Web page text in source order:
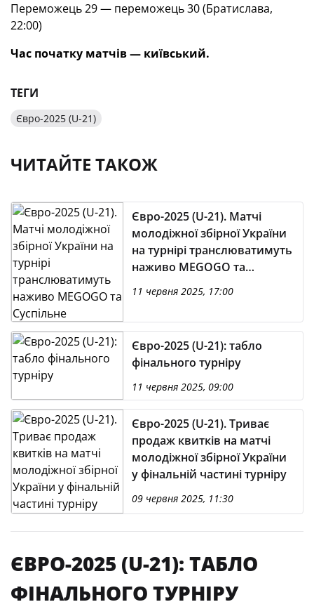
Переможець 29 — переможець 30 (Братислава,
22:00)
Час початку матчів — київський.
ТЕГИ
Євро-2025 (U-21)
ЧИТАЙТЕ ТАКОЖ
Євро-2025 (U-21). Матчі
молодіжної збірної України
на турнірі транслюватимуть
наживо MEGOGO та
11 червня 2025, 17:00
Євро-2025 (U-21): табло
фінального турніру
11 червня 2025, 09:00
Євро-2025 (U-21). Триває
продаж квитків на матчі
молодіжної збірної України
у фінальній частині турніру
09 червня 2025, 11:30
ЄВРО-2025 (U-21): ТАБЛО
ФІНАЛЬНОГО ТУРНІРУ